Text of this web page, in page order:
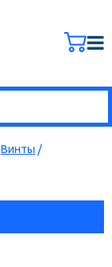
Винты /